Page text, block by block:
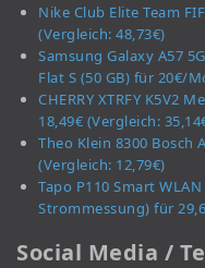
Nike Club Elite Team
(Vergleich: 48,73€)
Samsung Galaxy A57
Flat S (50 GB) für 20€/
CHERRY XTRFY K5V2
18,49€ (Vergleich:
Theo Klein 8300 Bosch
(Vergleich: 12,79€)
Tapo P110 Smart
Strommessung) für
Social Media /